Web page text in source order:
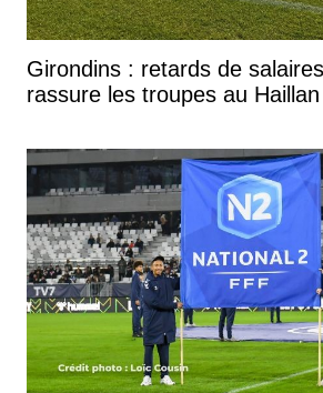
Girondins : retards de
rassure les troupes au Haillan